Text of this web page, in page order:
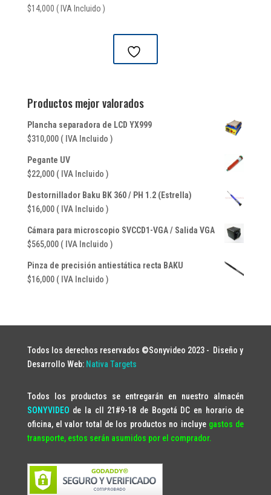
$14,000 ( IVA Incluido )
Productos mejor valorados
Plancha separadora de LCD YX999
$310,000 ( IVA Incluido )
Pegante UV
$22,000 ( IVA Incluido )
Destornillador Baku BK 360 / PH 1.2 (Estrella)
$16,000 ( IVA Incluido )
Cámara para microscopio SVCCD1-VGA / Salida VGA
$565,000 ( IVA Incluido )
Pinza de precisión antiestática recta BAKU
$16,000 ( IVA Incluido )
Todos los derechos reservados ©Sonyvideo 2023 - Diseño y
Desarrollo Web: Nativa Targets
Todos los productos se entregarán en nuestro almacén
SONYVIDEO de la cll 21#9-18 de Bogotá DC en horario de
oficina, el valor total de los productos no incluye gastos de
transporte, estos serán asumidos por el comprador.